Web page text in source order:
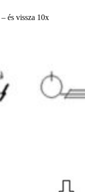
és vissza 10x